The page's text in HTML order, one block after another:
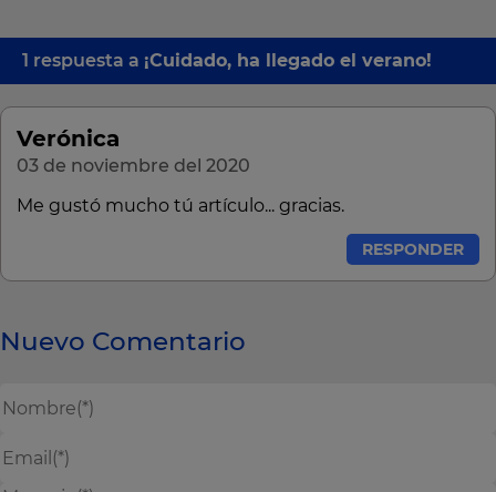
1 respuesta a ¡Cuidado, ha llegado el verano!
Verónica
03 de noviembre del 2020
Me gustó mucho tú artículo... gracias.
RESPONDER
Nuevo Comentario